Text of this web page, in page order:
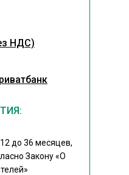
НДС)
до 36 месяцев,
Закону«О